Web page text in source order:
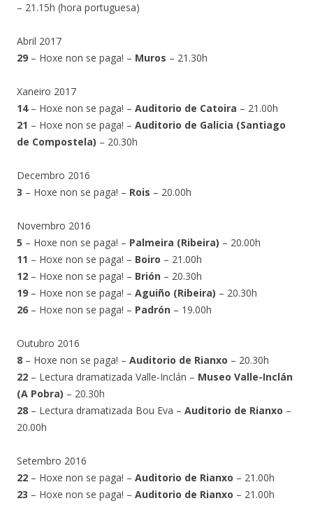
– 21.15h (hora portuguesa)
Abril 2017
29 – Hoxe non se paga! – Muros – 21.30h
Xaneiro 2017
14– Hoxe non se paga! – Auditorio de Catoira – 21.00h
21 – Hoxe non se paga! – Auditorio de Galicia (Santiago
de Compostela) – 20.30h
Decembro 2016
3 – Hoxe non se paga! – Rois – 20.00h
Novembro 2016
5 – Hoxe non se paga! – Palmeira (Ribeira) – 20.00h
11 – Hoxe non se paga! – Boiro – 21.00h
12 – Hoxe non se paga! – Brión – 20.30h
19 – Hoxe non se paga! – Aguiño (Ribeira) – 20.30h
26 – Hoxe non se paga! – Padrón – 19.00h
Outubro 2016
8 – Hoxe non se paga! – Auditorio de Rianxo – 20.30h
22 – Lectura dramatizada Valle-Inclán – Museo Valle-Inclán
(A Pobra) – 20.30h
28 – Lectura dramatizada Bou Eva – Auditorio de Rianxo –
20.00h
Setembro 2016
22 – Hoxe non se paga! – Auditorio de Rianxo – 21.00h
23 – Hoxe non se paga! – Auditorio de Rianxo – 21.00h